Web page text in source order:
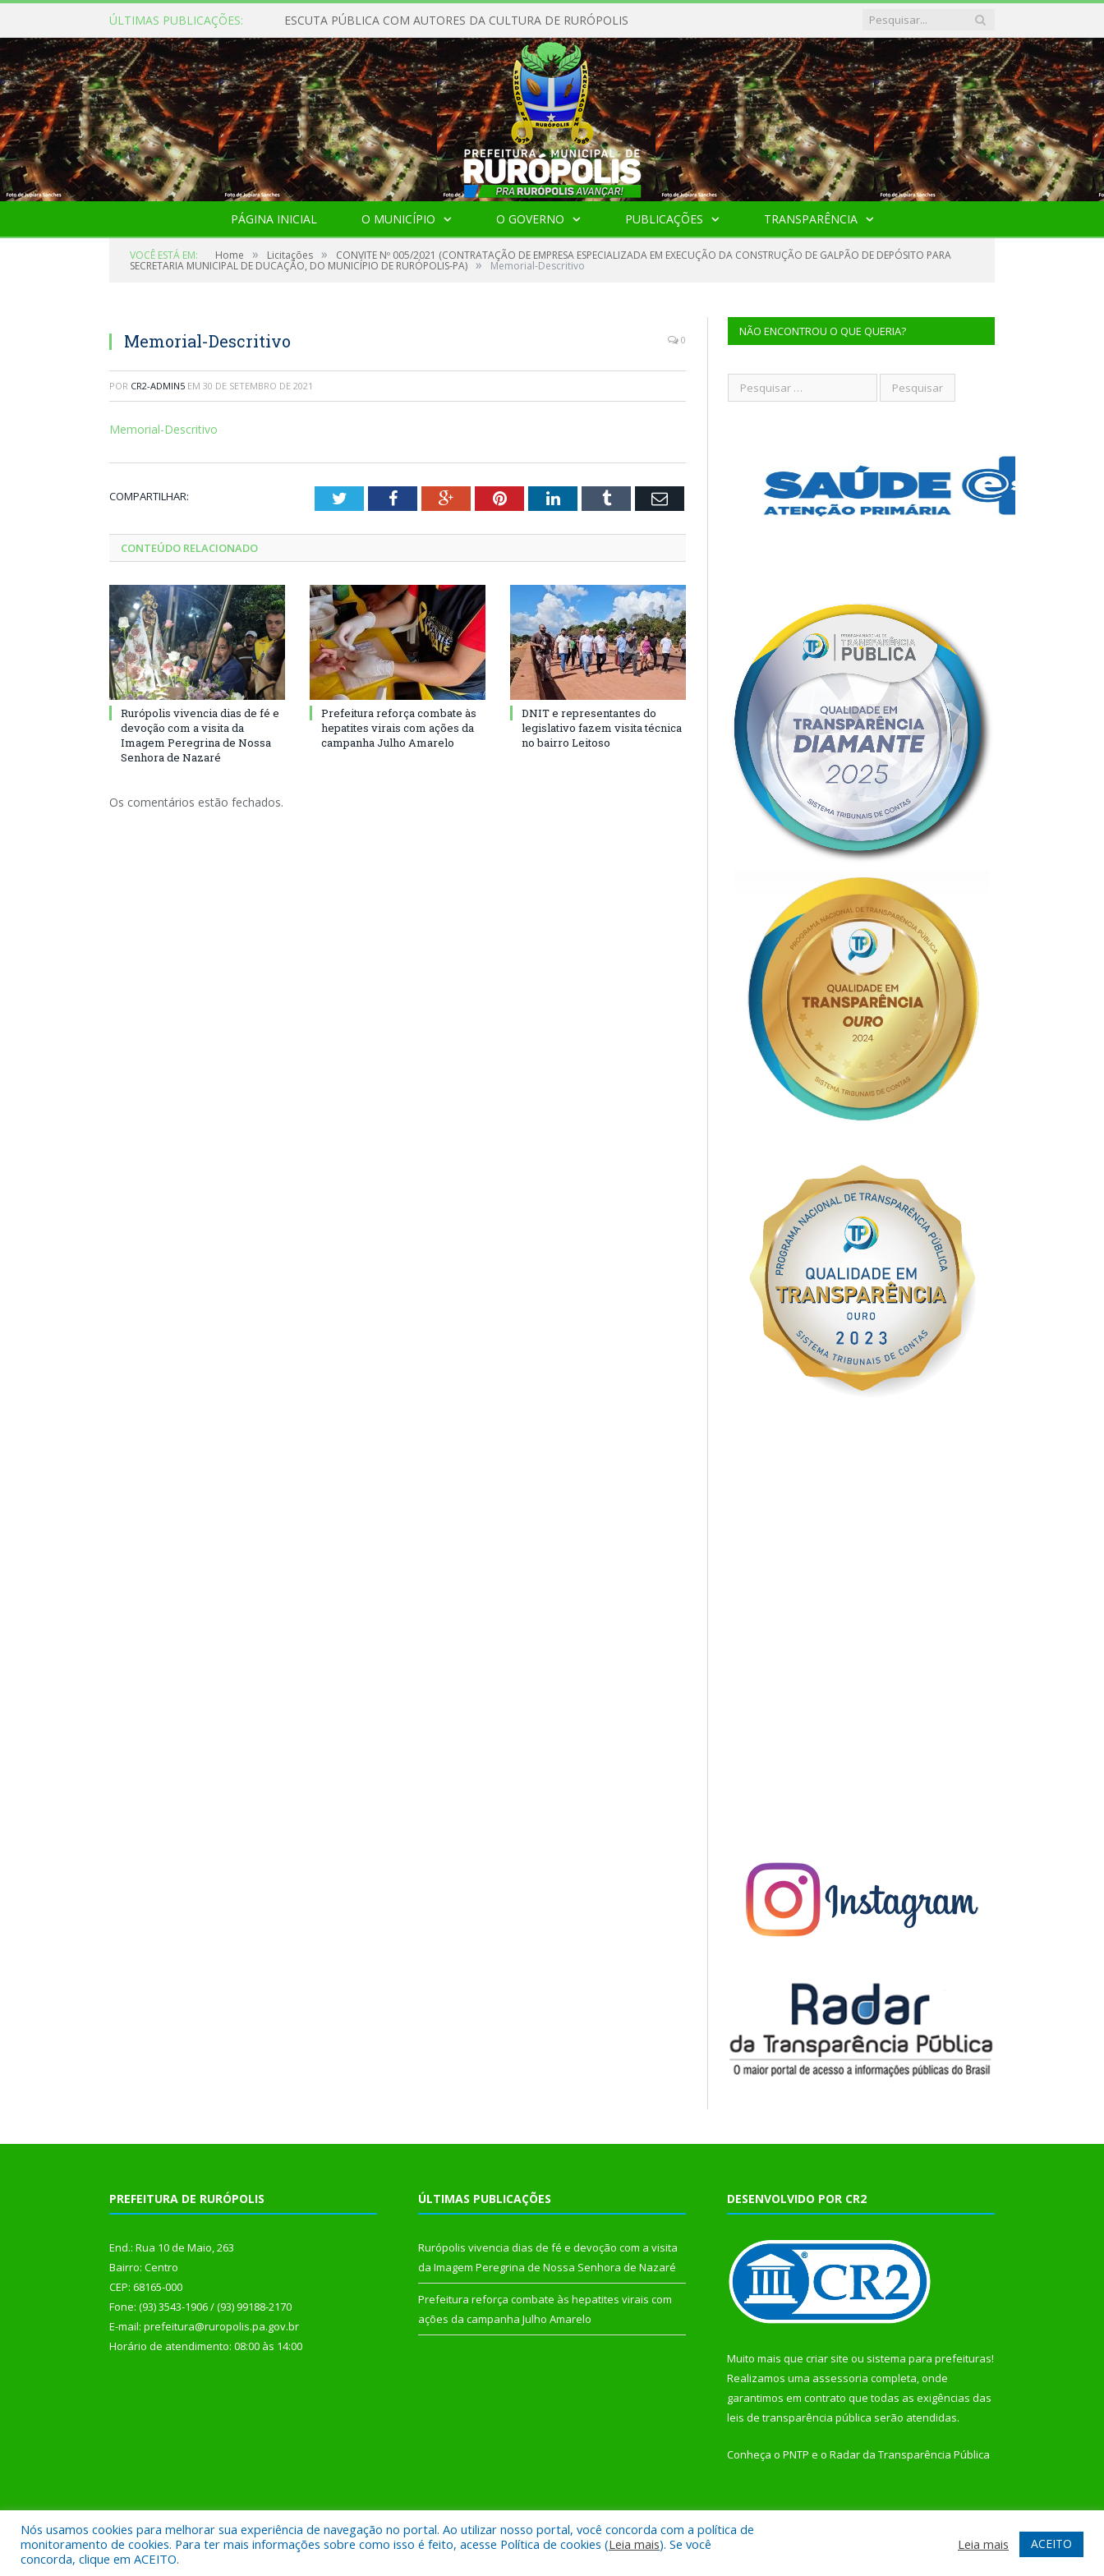
ÚLTIMAS PUBLICAÇÕES: ESCUTA PÚBLICA COM AUTORES DA CULTURA DE RURÓPOLIS
PÁGINA INICIAL O MUNICÍPIO O GOVERNO PUBLICAÇÕES TRANSPARÊNCIA
VOCÊ ESTÁ EM: Home » Licitações » CONVITE Nº 005/2021 (CONTRATAÇÃO DE EMPRESA ESPECIALIZADA EM EXECUÇÃO DA CONSTRUÇÃO DE GALPÃO DE DEPÓSITO PARA
SECRETARIA MUNICIPAL DE DUCAÇÃO, DO MUNICÍPIO DE RURÓPOLIS-PA) » Memorial-Descritivo
Memorial-Descritivo 0
POR CR2-ADMIN5 EM 30 DE SETEMBRO DE 2021
Memorial-Descritivo
COMPARTILHAR: TwitterFacebookGoogle+PinterestLinkedInTumblr Email
CONTEÚDO RELACIONADO
Rurópolis vivencia dias de fé e
devoção com a visita da
Imagem Peregrina de Nossa
Senhora de Nazaré
Prefeitura reforça combate às
hepatites virais com ações da
campanha Julho Amarelo
DNIT e representantes do
legislativo fazem visita técnica
no bairro Leitoso
Os comentários estão fechados.
NÃO ENCONTROU O QUE QUERIA?
PREFEITURA DE RURÓPOLIS
End.: Rua 10 de Maio, 263
Bairro: Centro
CEP: 68165-000
Fone: (93) 3543-1906 / (93) 99188-2170
E-mail: prefeitura@ruropolis.pa.gov.br
Horário de atendimento: 08:00 às 14:00
ÚLTIMAS PUBLICAÇÕES
Rurópolis vivencia dias de fé e devoção com a visita
da Imagem Peregrina de Nossa Senhora de Nazaré
Prefeitura reforça combate às hepatites virais com
ações da campanha Julho Amarelo
DESENVOLVIDO POR CR2
Muito mais que criar site ou sistema para prefeituras!
Realizamos uma assessoria completa, onde
garantimos em contrato que todas as exigências das
leis de transparência pública serão atendidas.
Conheça o PNTP e o Radar da Transparência Pública
Todos os direitos reservados a Prefeitura Municipal de Rurópolis. Mapa do Site Acessar Webmail
Nós usamos cookies para melhorar sua experiência de navegação no portal. Ao utilizar nosso portal, você concorda com a política de
monitoramento de cookies. Para ter mais informações sobre como isso é feito, acesse Política de cookies (Leia mais). Se você
concorda, clique em ACEITO.
Leia mais ACEITO